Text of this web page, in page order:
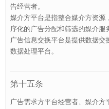
告经营者。
媒介方平台是指整合媒介方资源
序化的广告分配和筛选的媒介服
广告信息交换平台是提供数据交
数据处理平台。
第十五条
广告需求方平台经营者、媒介